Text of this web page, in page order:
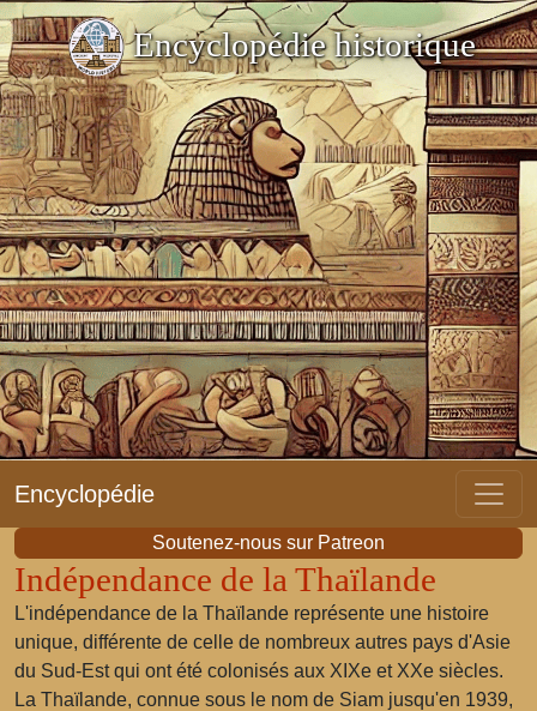
Encyclopédie historique
Encyclopédie
Soutenez-nous sur Patreon
Indépendance de la Thaïlande
L'indépendance de la Thaïlande représente une histoire
unique, différente de celle de nombreux autres pays d'Asie
du Sud-Est qui ont été colonisés aux XIXe et XXe siècles.
La Thaïlande, connue sous le nom de Siam jusqu'en 1939,